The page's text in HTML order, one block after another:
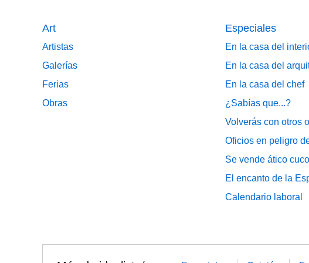
Art
Artistas
Galerías
Ferias
Obras
Especiales
En la casa del
En la casa del
En la casa del chef
¿Sabías que...?
Volverás con otros
Oficios en peligro
Se vende ático cuco
El encanto de la
Calendario laboral